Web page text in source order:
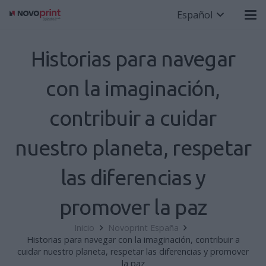
Español
Historias para navegar
con la imaginación,
contribuir a cuidar
nuestro planeta, respetar
las diferencias y
promover la paz
Inicio
Novoprint España
Historias para navegar con la imaginación, contribuir a
cuidar nuestro planeta, respetar las diferencias y promover
la paz